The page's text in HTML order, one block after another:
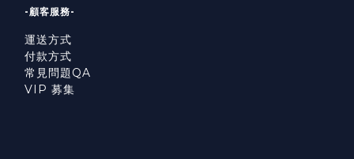
-顧客服務-
運送方式
付款方式
常見問題QA
VIP 募集